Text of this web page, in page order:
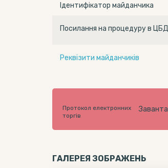
Ідентифікатор майданчика
Посилання на процедуру в ЦБД
Реквізити майданчиків
Протокол електронних
торгів
ГАЛЕРЕЯ ЗОБРАЖЕНЬ